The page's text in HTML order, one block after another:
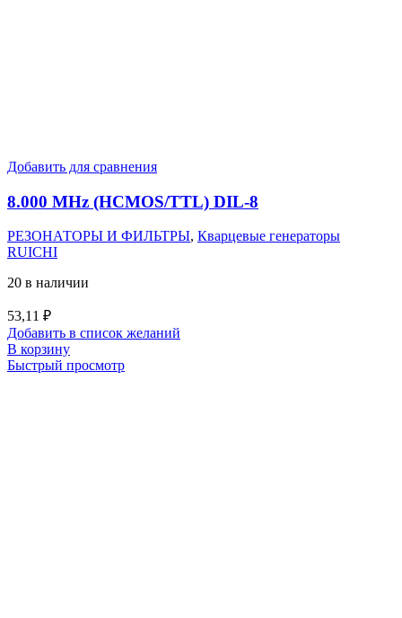
Добавить для сравнения
8.000 MHz (HCMOS/TTL) DIL-8
РЕЗОНАТОРЫ И ФИЛЬТРЫ, Кварцевые генераторы
RUICHI
20 в наличии
53,11 ₽
Добавить в список желаний
В корзину
Быстрый просмотр